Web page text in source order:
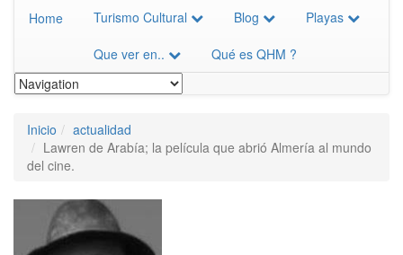
Home Turismo Cultural Blog Playas
Que ver en.. Qué es QHM ?
Inicio
actualidad
Lawren de Arabía; la película que abrió Almería al mundo
del cine.